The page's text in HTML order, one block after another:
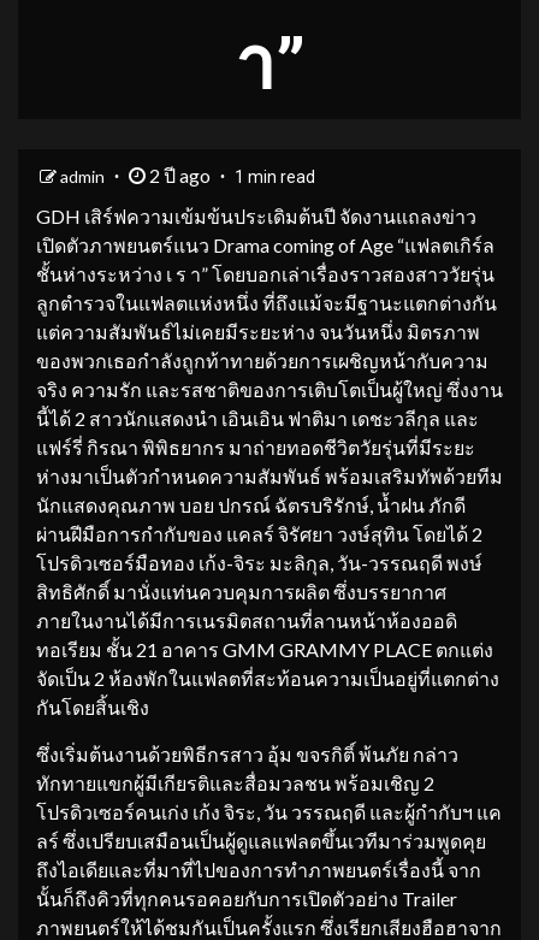
า”
admin 2 ปี ago 1 min read
GDH เสิร์ฟความเข้มข้นประเดิมต้นปี จัดงานแถลงข่าว
เปิดตัวภาพยนตร์แนว Drama coming of Age “แฟลตเกิร์ล
ชั้นห่างระหว่าง เ ร า” โดยบอกเล่าเรื่องราวสองสาววัยรุ่น
ลูกตำรวจในแฟลตแห่งหนึ่ง ที่ถึงแม้จะมีฐานะแตกต่างกัน
แต่ความสัมพันธ์ไม่เคยมีระยะห่าง จนวันหนึ่ง มิตรภาพ
ของพวกเธอกำลังถูกท้าทายด้วยการเผชิญหน้ากับความ
จริง ความรัก และรสชาติของการเติบโตเป็นผู้ใหญ่ ซึ่งงาน
นี้ได้ 2 สาวนักแสดงนำ เอินเอิน ฟาติมา เดชะวลีกุล และ
แฟร์รี่ กิรณา พิพิธยากร มาถ่ายทอดชีวิตวัยรุ่นที่มีระยะ
ห่างมาเป็นตัวกำหนดความสัมพันธ์ พร้อมเสริมทัพด้วยทีม
นักแสดงคุณภาพ บอย ปกรณ์ ฉัตรบริรักษ์, น้ำฝน ภักดี
ผ่านฝีมือการกำกับของ แคลร์ จิรัศยา วงษ์สุทิน โดยได้ 2
โปรดิวเซอร์มือทอง เก้ง-จิระ มะลิกุล, วัน-วรรณฤดี พงษ์
สิทธิศักดิ์ มานั่งแท่นควบคุมการผลิต ซึ่งบรรยากาศ
ภายในงานได้มีการเนรมิตสถานที่ลานหน้าห้องออดิ
ทอเรียม ชั้น 21 อาคาร GMM GRAMMY PLACE ตกแต่ง
จัดเป็น 2 ห้องพักในแฟลตที่สะท้อนความเป็นอยู่ที่แตกต่าง
กันโดยสิ้นเชิง
ซึ่งเริ่มต้นงานด้วยพิธีกรสาว อุ้ม ขจรกิติ์ พ้นภัย กล่าว
ทักทายแขกผู้มีเกียรติและสื่อมวลชน พร้อมเชิญ 2
โปรดิวเซอร์คนเก่ง เก้ง จิระ, วัน วรรณฤดี และผู้กำกับฯ แค
ลร์ ซึ่งเปรียบเสมือนเป็นผู้ดูแลแฟลตขึ้นเวทีมาร่วมพูดคุย
ถึงไอเดียและที่มาที่ไปของการทำภาพยนตร์เรื่องนี้ จาก
นั้นก็ถึงคิวที่ทุกคนรอคอยกับการเปิดตัวอย่าง Trailer
ภาพยนตร์ให้ได้ชมกันเป็นครั้งแรก ซึ่งเรียกเสียงฮือฮาจาก